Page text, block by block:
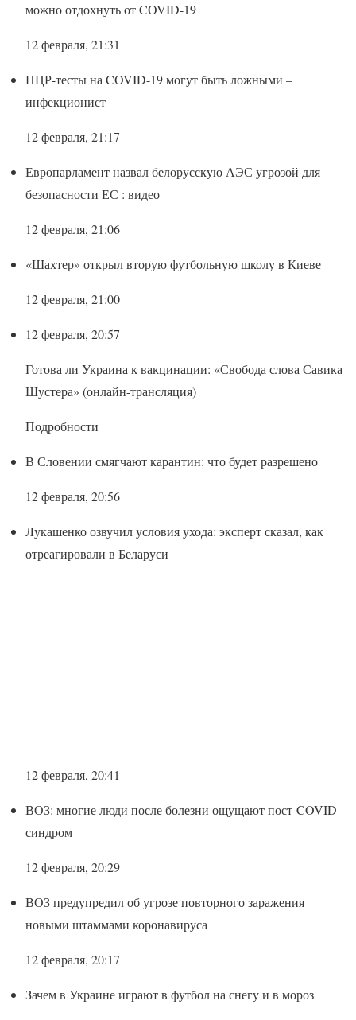
можно отдохнуть от COVID-19
12 февраля, 21:31
ПЦР-тесты на COVID-19 могут быть ложными –
инфекционист
12 февраля, 21:17
Европарламент назвал белорусскую АЭС угрозой для
безопасности ЕС : видео
12 февраля, 21:06
«Шахтер» открыл вторую футбольную школу в Киеве
12 февраля, 21:00
12 февраля, 20:57
Готова ли Украина к вакцинации: «Свобода слова Савика
Шустера» (онлайн-трансляция)
Подробности
В Словении смягчают карантин: что будет разрешено
12 февраля, 20:56
Лукашенко озвучил условия ухода: эксперт сказал, как
отреагировали в Беларуси
12 февраля, 20:41
ВОЗ: многие люди после болезни ощущают пост-COVID-
синдром
12 февраля, 20:29
ВОЗ предупредил об угрозе повторного заражения
новыми штаммами коронавируса
12 февраля, 20:17
Зачем в Украине играют в футбол на снегу и в мороз